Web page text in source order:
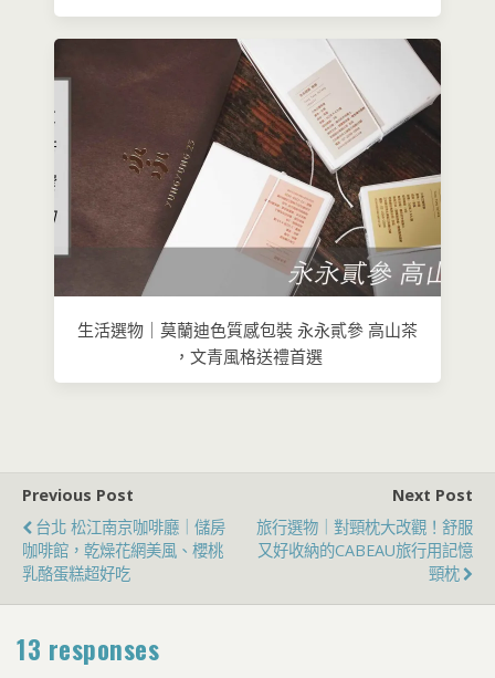
生活選物｜莫蘭迪色質感包裝 永永貳參 高山茶
，文青風格送禮首選
Previous Post
台北 松江南京咖啡廳｜儲房
咖啡館，乾燥花網美風、櫻桃
乳酪蛋糕超好吃
Next Post
旅行選物｜對頸枕大改觀！舒服
又好收納的CABEAU旅行用記憶
頸枕
13 responses